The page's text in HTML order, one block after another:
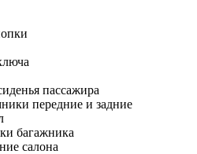
пассажира
передние и задние
багажника
салона